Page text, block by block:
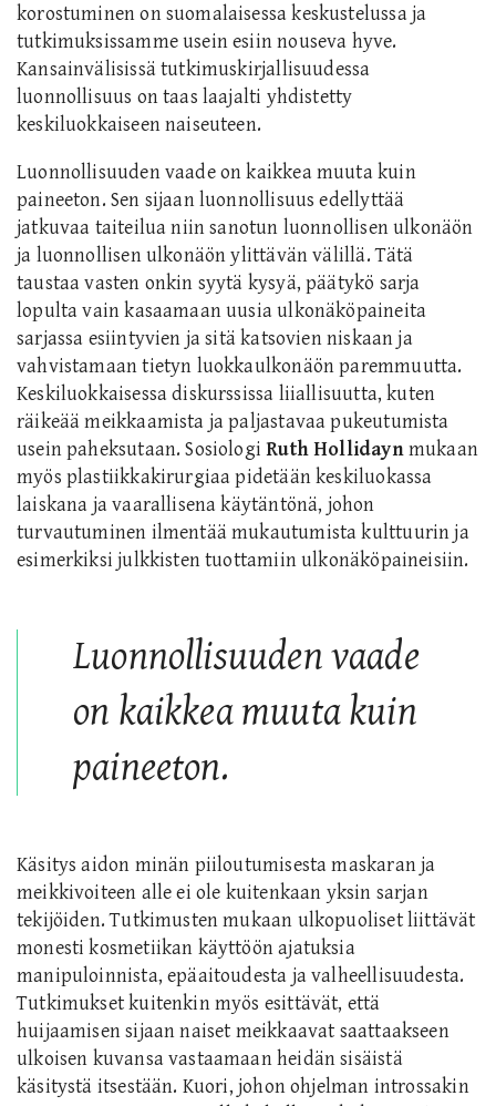
korostuminen on suomalaisessa keskustelussa ja
tutkimuksissamme usein esiin nouseva hyve.
Kansainvälisissä tutkimuskirjallisuudessa
luonnollisuus on taas laajalti yhdistetty
keskiluokkaiseen naiseuteen.
Luonnollisuuden vaade on kaikkea muuta kuin
paineeton. Sen sijaan luonnollisuus edellyttää
jatkuvaa taiteilua niin sanotun luonnollisen ulkonäön
ja luonnollisen ulkonäön ylittävän välillä. Tätä
taustaa vasten onkin syytä kysyä, päätykö sarja
lopulta vain kasaamaan uusia ulkonäköpaineita
sarjassa esiintyvien ja sitä katsovien niskaan ja
vahvistamaan tietyn luokkaulkonäön paremmuutta.
Keskiluokkaisessa diskurssissa liiallisuutta, kuten
räikeää meikkaamista ja paljastavaa pukeutumista
usein paheksutaan. Sosiologi Ruth Hollidaynmukaan
myös plastiikkakirurgiaa pidetään keskiluokassa
laiskana ja vaarallisena käytäntönä, johon
turvautuminen ilmentää mukautumista kulttuurin ja
esimerkiksi julkkisten tuottamiin ulkonäköpaineisiin.
Luonnollisuuden vaade
on kaikkea muuta kuin
paineeton.
Käsitys aidon minän piiloutumisesta maskaran ja
meikkivoiteen alle ei ole kuitenkaan yksin sarjan
tekijöiden. Tutkimusten mukaan ulkopuoliset liittävät
monesti kosmetiikan käyttöön ajatuksia
manipuloinnista, epäaitoudesta ja valheellisuudesta.
Tutkimukset kuitenkin myös esittävät, että
huijaamisen sijaan naiset meikkaavat saattaakseen
ulkoisen kuvansa vastaamaan heidän sisäistä
käsitystä itsestään. Kuori, johon ohjelman introssakin